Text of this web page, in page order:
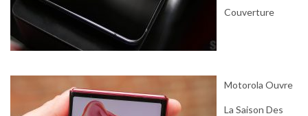
Couverture
Motorola Ouvre
La Saison Des